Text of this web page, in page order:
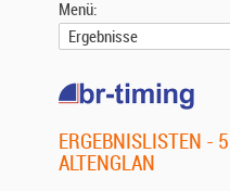
Menü:
ERGEBNISLISTEN -
ALTENGLAN